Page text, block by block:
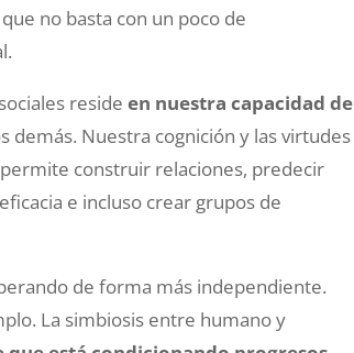
no basta con un poco de
resideen nuestra capacidad de
demás. Nuestra cognición y las virtudes
construir relaciones, predecir
e incluso crear grupos de
de forma más independiente.
La simbiosis entre humano y